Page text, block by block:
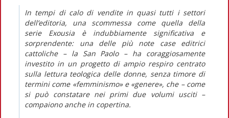
In tempi di calo di vendite in quasi tutti i settori
dell’editoria, una scommessa come quella della
serie Exousia è indubbiamente significativa e
sorprendente: una delle più note case editrici
cattoliche – la San Paolo – ha coraggiosamente
investito in un progetto di ampio respiro centrato
sulla lettura teologica delle donne, senza timore di
termini come «femminismo» e «genere», che – come
si può constatare nei primi due volumi usciti –
compaiono anche in copertina.